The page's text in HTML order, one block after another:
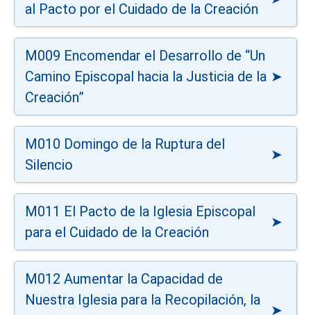
al Pacto por el Cuidado de la Creación
M009 Encomendar el Desarrollo de “Un
Camino Episcopal hacia la Justicia de la
Creación”
M010 Domingo de la Ruptura del
Silencio
M011 El Pacto de la Iglesia Episcopal
para el Cuidado de la Creación
M012 Aumentar la Capacidad de
Nuestra Iglesia para la Recopilación, la